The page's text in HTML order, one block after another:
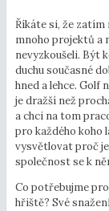
Říkáte si, že zatím
mnoho projektů a
nevyzkoušeli. Být
duchu současné
hned a lehce. Golf
je dražší než
a chci na tom
pro každého koho
vysvětlovat proč
společnost se k
Co potřebujme
hřiště? Své